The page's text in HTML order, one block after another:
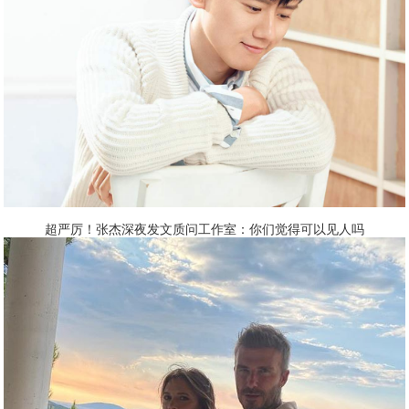
超严厉！张杰深夜发文质问工作室：你们觉得可以见人吗